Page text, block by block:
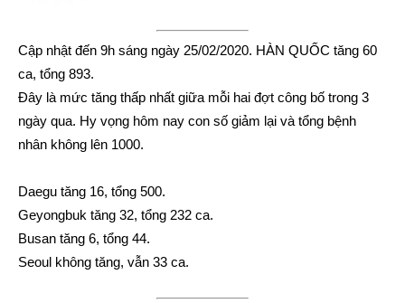
Cập nhật đến 9h sáng ngày 25/02/2020. HÀN QUỐC tăng 60
ca, tổng 893.
Đây là mức tăng thấp nhất giữa mỗi hai đợt công bố trong 3
ngày qua. Hy vọng hôm nay con số giảm lại và tổng bệnh
nhân không lên 1000.
Daegu tăng 16, tổng 500.
Geyongbuk tăng 32, tổng 232 ca.
Busan tăng 6, tổng 44.
Seoul không tăng, vẫn 33 ca.